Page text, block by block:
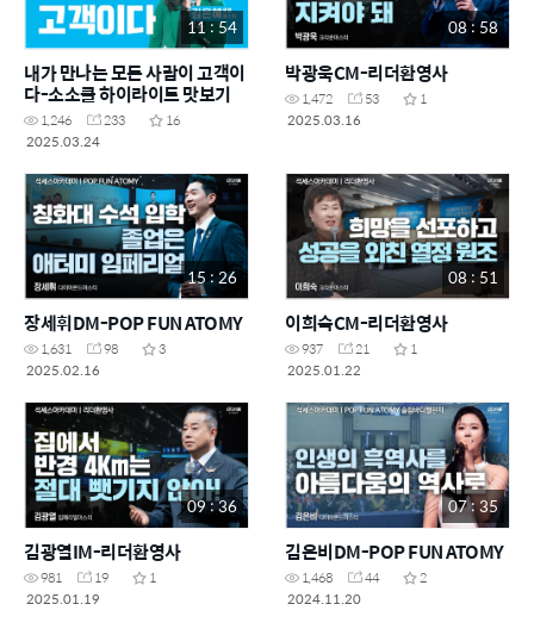
11 : 54
내가 만나는 모든 사람이 고객이
다-소소클 하이라이트 맛보기
1,246 233
16
2025.03.24
08 : 58
박광욱CM-리더환영사
1,472 53
1
2025.03.16
15 : 26
장세휘DM-POP FUN ATOMY
1,631 98
3
2025.02.16
08 : 51
이희숙CM-리더환영사
937 21
1
2025.01.22
09 : 36
김광열IM-리더환영사
981 19
1
2025.01.19
07 : 35
김은비DM-POP FUN ATOMY
1,468 44
2
2024.11.20